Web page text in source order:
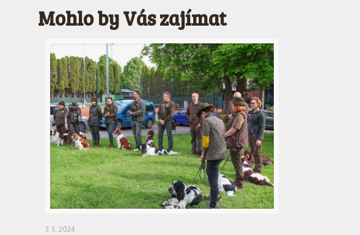
Mohlo by Vás zajímat
3. 5. 2024